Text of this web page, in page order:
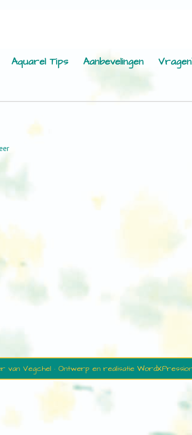
Aquarel Tips Aanbevelingen
van Vegchel · Ontwerp en realisatie WordXPression